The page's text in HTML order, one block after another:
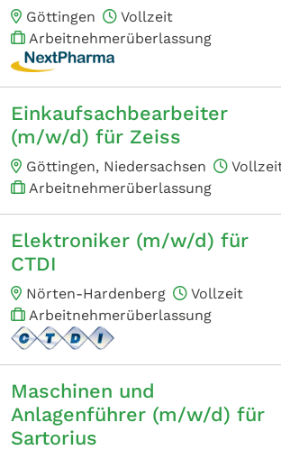
Göttingen
Vollzeit
Arbeitnehmerüberlassung
Einkaufsachbearbeiter
(m/w/d) für Zeiss
Göttingen, Niedersachsen
Arbeitnehmerüberlassung
Elektroniker (m/w/d) für
CTDI
Nörten-Hardenberg
Vollzeit
Arbeitnehmerüberlassung
Maschinen und
Anlagenführer (m/w/d) für
Sartorius